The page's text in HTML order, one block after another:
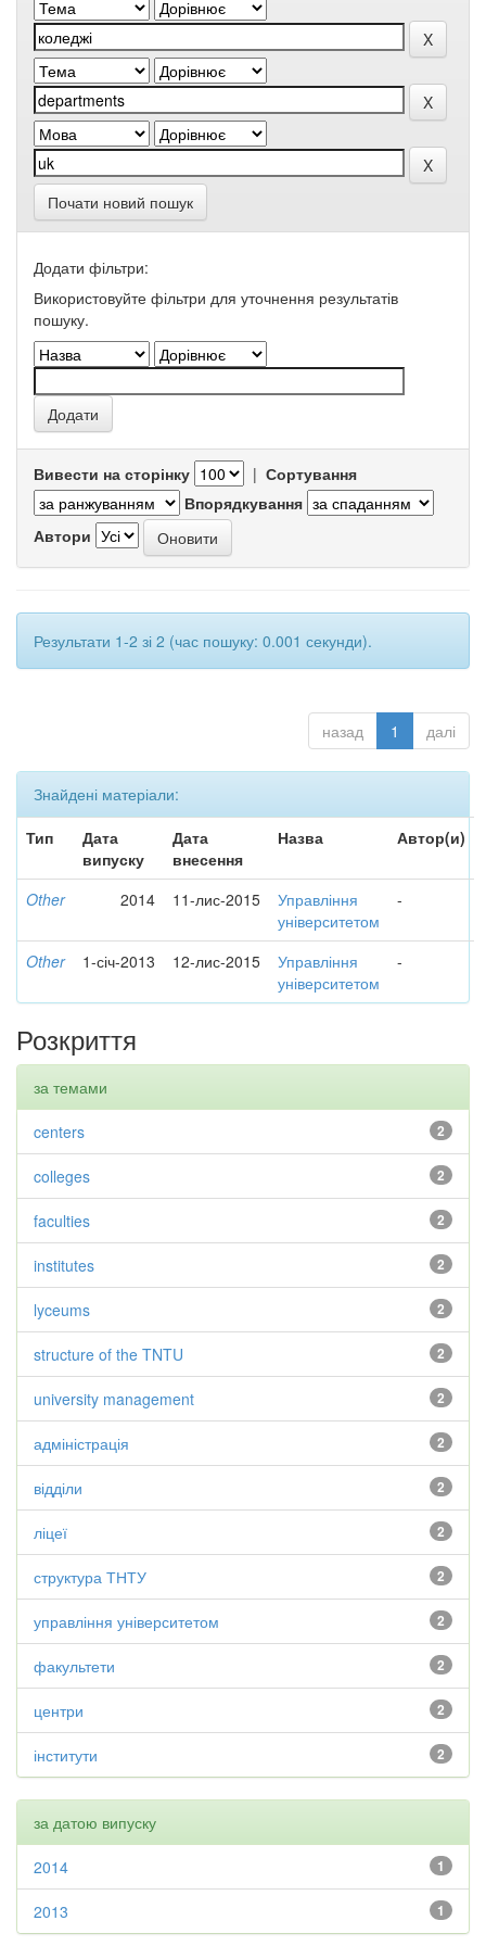
Почати новий пошук
Додати фільтри:
Використовуйте фільтри для уточнення результатів
пошуку.
Вивести на сторінку | Сортування
Впорядкування
Автори
Результати 1-2 зі 2 (час пошуку: 0.001 секунди).
назад 1 далі
Знайдені матеріали:
Тип
Дата
випуску
Дата
внесення
Назва Автор(и)
Other 2014 11-лис-2015
Управління
університетом
-
Other 1-січ-2013 12-лис-2015
Управління
університетом
-
Розкриття
за темами
2
centers
2
colleges
2
faculties
2
institutes
2
lyceums
2
structure of the TNTU
2
university management
2
адміністрація
2
відділи
2
ліцеї
2
структура ТНТУ
2
управління університетом
2
факультети
2
центри
2
інститути
за датою випуску
1
2014
1
2013